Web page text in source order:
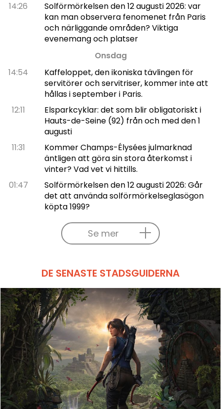
14:26
Solförmörkelsen den 12 augusti 2026: var
kan man observera fenomenet från Paris
och närliggande områden? Viktiga
evenemang och platser
Onsdag
14:54
Kaffeloppet, den ikoniska tävlingen för
servitörer och servitriser, kommer inte att
hållas i september i Paris.
12:11
Elsparkcyklar: det som blir obligatoriskt i
Hauts-de-Seine (92) från och med den 1
augusti
11:31
Kommer Champs-Élysées julmarknad
äntligen att göra sin stora återkomst i
vinter? Vad vet vi hittills.
01:47
Solförmörkelsen den 12 augusti 2026: Går
det att använda solförmörkelseglasögon
köpta 1999?
Se mer
DE SENASTE STADSGUIDERNA